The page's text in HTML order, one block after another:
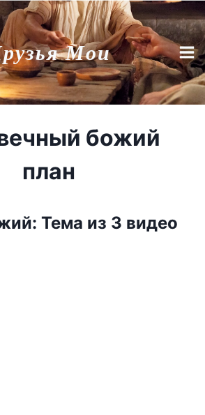
Мои
божий
план
Тема из 3 видео